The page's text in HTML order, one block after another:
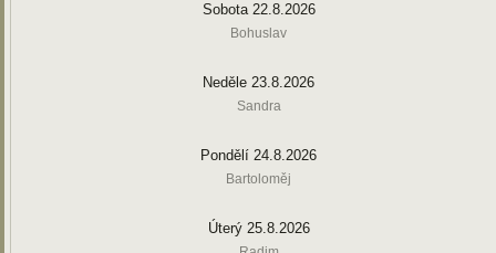
Sobota 22.8.2026
Bohuslav
Neděle 23.8.2026
Sandra
Pondělí 24.8.2026
Bartoloměj
Úterý 25.8.2026